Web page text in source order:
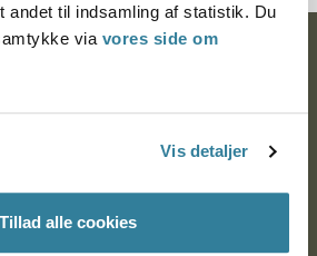
andet til indsamling af statistik. Du
via vores side om
Vis detaljer
Tillad alle cookies